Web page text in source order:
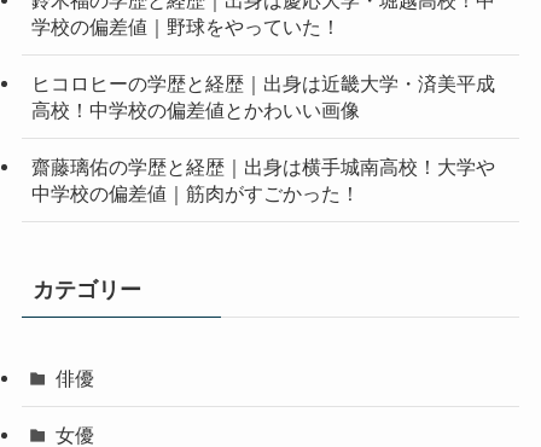
学校の偏差値｜野球をやっていた！
ヒコロヒーの学歴と経歴｜出身は近畿大学・済美平成
高校！中学校の偏差値とかわいい画像
齋藤璃佑の学歴と経歴｜出身は横手城南高校！大学や
中学校の偏差値｜筋肉がすごかった！
カテゴリー
俳優
女優